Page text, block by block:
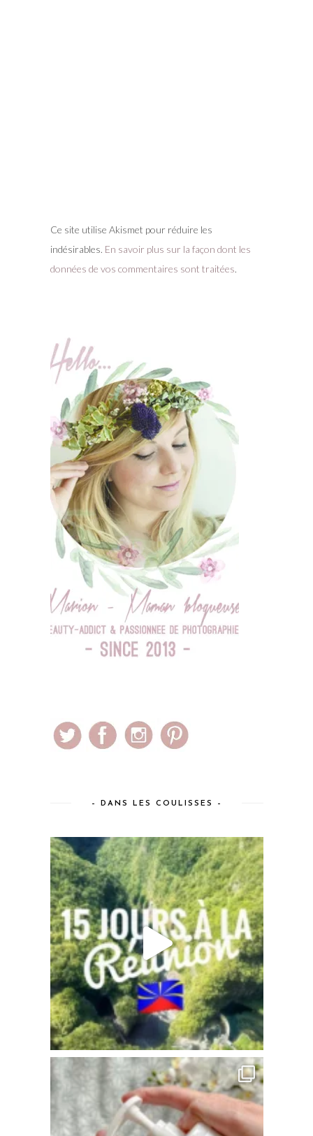
Ce site utilise Akismet pour réduire les
indésirables. En savoir plus sur la façon dont les
données de vos commentaires sont traitées.
– DANS LES COULISSES –